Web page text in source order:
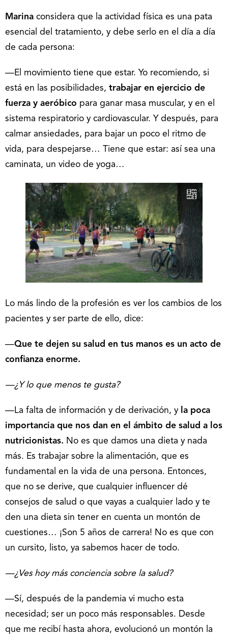
Marina considera que la actividad física es una pata
esencial del tratamiento, y debe serlo en el día a día
de cada persona:
—El movimiento tiene que estar. Yo recomiendo, si
está en las posibilidades, trabajar en ejercicio de
fuerza y aeróbico para ganar masa muscular, y en el
sistema respiratorio y cardiovascular. Y después, para
calmar ansiedades, para bajar un poco el ritmo de
vida, para despejarse… Tiene que estar: así sea una
caminata, un video de yoga…
Lo más lindo de la profesión es ver los cambios de los
pacientes y ser parte de ello, dice:
—Que te dejen su salud en tus manos es un acto de
confianza enorme.
—¿Y lo que menos te gusta?
—La falta de información y de derivación, y la poca
importancia que nos dan en el ámbito de salud a los
nutricionistas. No es que damos una dieta y nada
más. Es trabajar sobre la alimentación, que es
fundamental en la vida de una persona. Entonces,
que no se derive, que cualquier influencer dé
consejos de salud o que vayas a cualquier lado y te
den una dieta sin tener en cuenta un montón de
cuestiones… ¡Son 5 años de carrera! No es que con
un cursito, listo, ya sabemos hacer de todo.
—¿Ves hoy más conciencia sobre la salud?
—Sí, después de la pandemia vi mucho esta
necesidad; ser un poco más responsables. Desde
que me recibí hasta ahora, evolucionó un montón la